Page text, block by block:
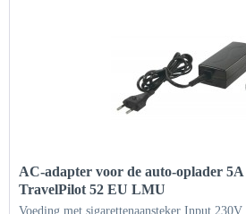
AC-adapter voor de auto-oplader
TravelPilot 52 EU LMU
Voeding met sigarettenaansteker Input